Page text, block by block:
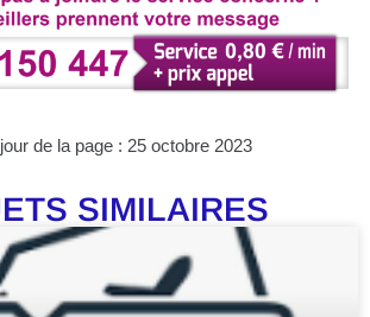
de la page : 25 octobre 2023
SIMILAIRES